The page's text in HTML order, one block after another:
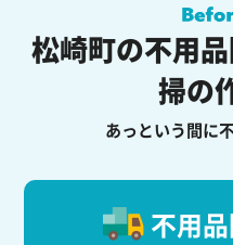
松崎町の不用
掃の
あっという間に
不用